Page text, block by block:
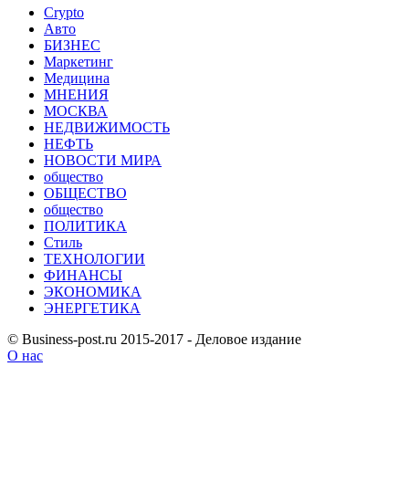
Crypto
Авто
БИЗНЕС
Маркетинг
Медицина
МНЕНИЯ
МОСКВА
НЕДВИЖИМОСТЬ
НЕФТЬ
НОВОСТИ МИРА
общество
ОБЩЕСТВО
общество
ПОЛИТИКА
Стиль
ТЕХНОЛОГИИ
ФИНАНСЫ
ЭКОНОМИКА
ЭНЕРГЕТИКА
© Business-post.ru 2015-2017 - Деловое издание
О нас